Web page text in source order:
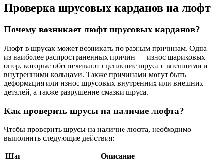
Проверка шрусовых карданов на люфт
Почему возникает люфт шрусовых карданов?
Люфт в шрусах может возникать по разным причинам. Одна
из наиболее распространенных причин — износ шариковых
опор, которые обеспечивают сцепление шруса с внешними и
внутренними кольцами. Также причинами могут быть
деформация или износ шрусовых внутренних или внешних
деталей, а также разрушение смазки шруса.
Как проверить шрусы на наличие люфта?
Чтобы проверить шрусы на наличие люфта, необходимо
выполнить следующие действия:
Шаг
Описание